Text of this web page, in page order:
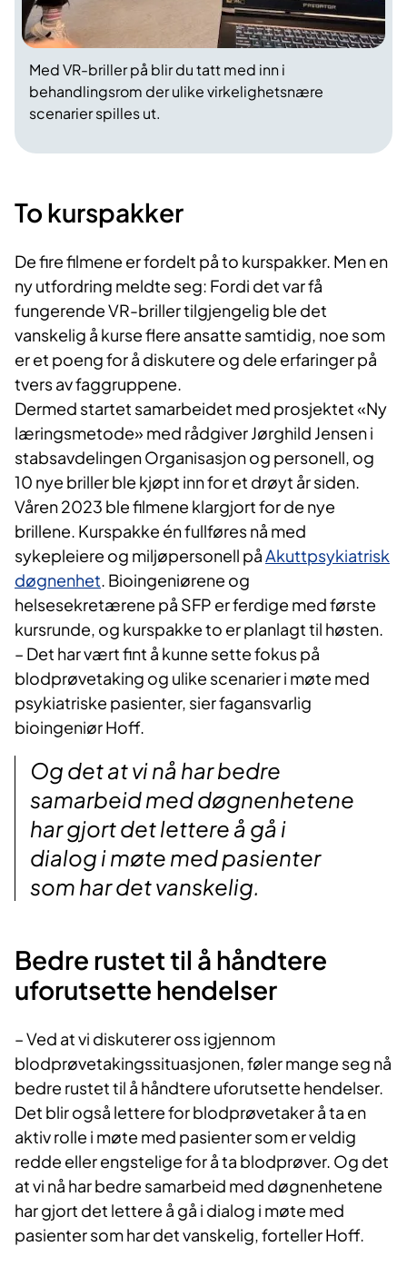
Med VR-briller på blir du tatt med inn i
behandlingsrom der ulike virkelighetsnære
scenarier spilles ut.
To kurspakker
De fire filmene er fordelt på to kurspakker. Men en
ny utfordring meldte seg: Fordi det var få
fungerende VR-briller tilgjengelig ble det
vanskelig å kurse flere ansatte samtidig, noe som
er et poeng for å diskutere og dele erfaringer på
tvers av faggruppene.
Dermed startet samarbeidet med prosjektet «Ny
læringsmetode» med rådgiver Jørghild Jensen i
stabsavdelingen Organisasjon og personell, og
10 nye briller ble kjøpt inn for et drøyt år siden.
Våren 2023 ble filmene klargjort for de nye
brillene. Kurspakke én fullføres nå med
sykepleiere og miljøpersonell påAkuttpsykiatrisk
døgnenhet. Bioingeniørene og
helsesekretærene på SFP er ferdige med første
kursrunde, og kurspakke to er planlagt til høsten.
– Det har vært fint å kunne sette fokus på
blodprøvetaking og ulike scenarier i møte med
psykiatriske pasienter, sier fagansvarlig
bioingeniør Hoff.
Og det at vi nå har bedre
samarbeid med døgnenhetene
har gjort det lettere å gå i
dialog i møte med pasienter
som har det vanskelig.
Bedre rustet til å håndtere
uforutsette hendelser
– Ved at vi diskuterer oss igjennom
blodprøvetakingssituasjonen, føler mange seg nå
bedre rustet til å håndtere uforutsette hendelser.
Det blir også lettere for blodprøvetaker å ta en
aktiv rolle i møte med pasienter som er veldig
redde eller engstelige for å ta blodprøver. Og det
at vi nå har bedre samarbeid med døgnenhetene
har gjort det lettere å gå i dialog i møte med
pasienter som har det vanskelig, forteller Hoff.